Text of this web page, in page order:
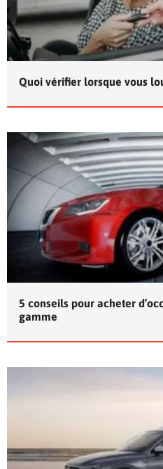
Quoi vérifier lorsque vous
5 conseils pour acheter
gamme